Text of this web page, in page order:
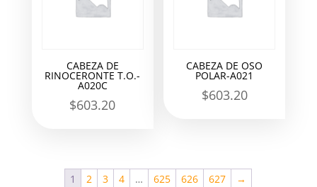
CABEZA DE
RINOCERONTE T.O.-
A020C
$603.20
CABEZA DE OSO
POLAR-A021
$603.20
1 2 3 4 … 625 626 627 →